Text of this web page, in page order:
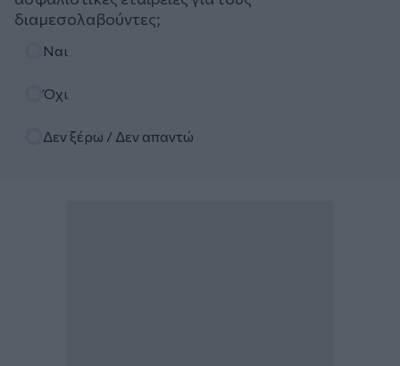
διαμεσολαβούντες;
Ναι
Όχι
Δεν ξέρω / Δεν απαντώ